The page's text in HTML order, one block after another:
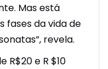
Mas está
fases da vida de
revela.
R$20 e R $10